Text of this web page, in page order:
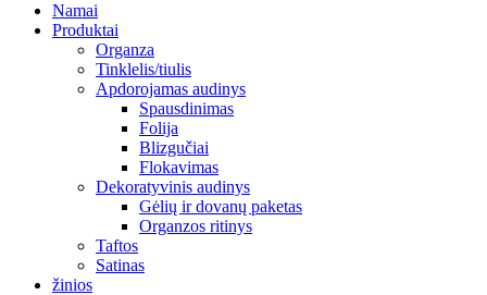
Namai
Produktai
Organza
Tinklelis/tiulis
Apdorojamas audinys
Spausdinimas
Folija
Blizgučiai
Flokavimas
Dekoratyvinis audinys
Gėlių ir dovanų paketas
Organzos ritinys
Taftos
Satinas
žinios